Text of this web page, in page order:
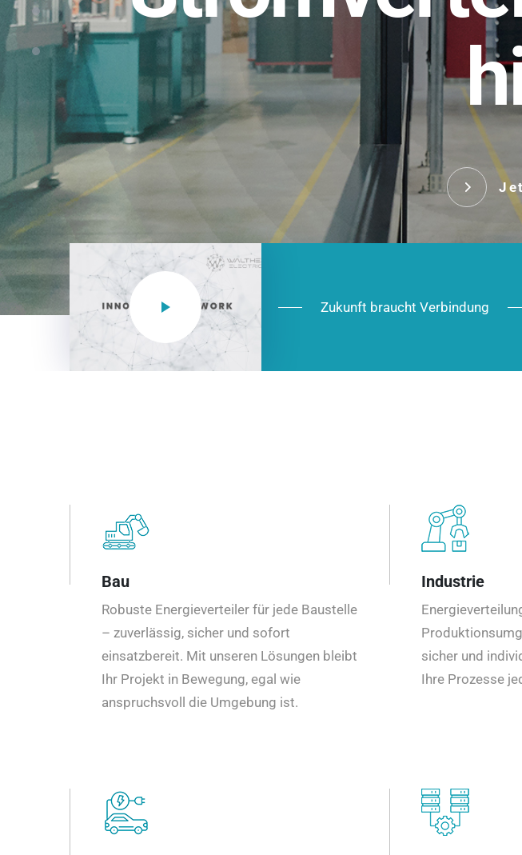
NEO CEE: Energieverteilung mit System. Robust im Alltag,
effizient in der Installation, zukunftsfähig im Ausbau.
Zukunft braucht Verbindung
Bau
Robuste Energieverteiler für jede Baustelle
– zuverlässig, sicher und sofort
einsatzbereit. Mit unseren Lösungen bleibt
Ihr Projekt in Bewegung, egal wie
anspruchsvoll die Umgebung ist.
Industrie
sicher und
Ihre Prozesse